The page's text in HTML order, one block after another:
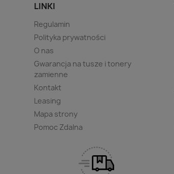
LINKI
Regulamin
Polityka prywatności
O nas
Gwarancja na tusze i tonery
zamienne
Kontakt
Leasing
Mapa strony
Pomoc Zdalna